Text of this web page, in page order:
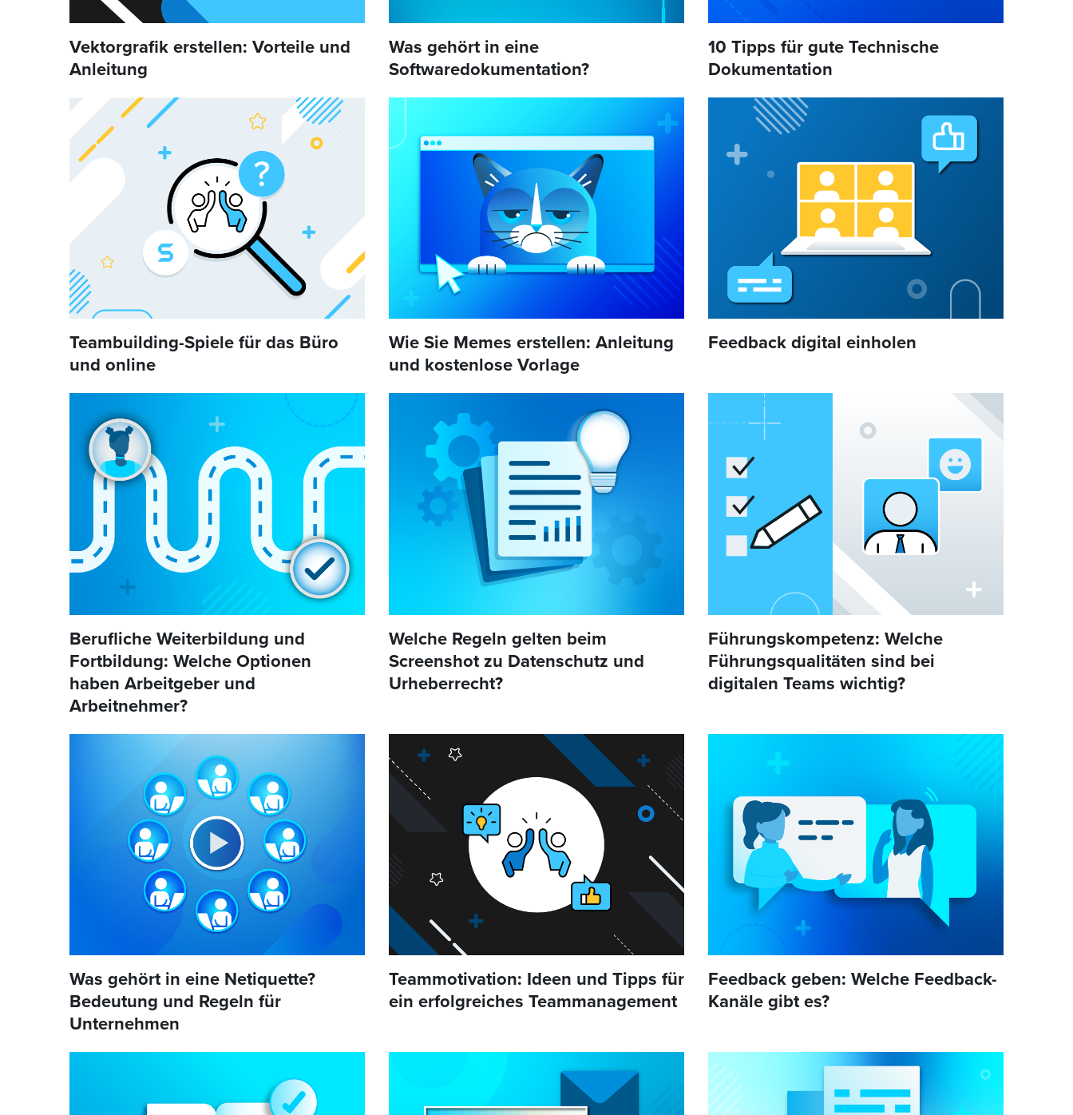
Vektorgrafik erstellen: Vorteile und
Anleitung
Was gehört in eine
Softwaredokumentation?
10 Tipps für gute Technische
Dokumentation
Teambuilding-Spiele für das Büro
und online
Wie Sie Memes erstellen: Anleitung
und kostenlose Vorlage
Feedback digital einholen
Berufliche Weiterbildung und
Fortbildung: Welche Optionen
haben Arbeitgeber und
Arbeitnehmer?
Welche Regeln gelten beim
Screenshot zu Datenschutz und
Urheberrecht?
Führungskompetenz: Welche
Führungsqualitäten sind bei
digitalen Teams wichtig?
Was gehört in eine Netiquette?
Bedeutung und Regeln für
Unternehmen
Teammotivation: Ideen und Tipps für
ein erfolgreiches Teammanagement
Feedback geben: Welche Feedback-
Kanäle gibt es?